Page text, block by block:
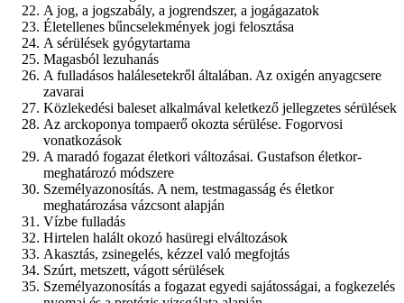
A jog, a jogszabály, a jogrendszer, a jogágazatok
Életellenes bűncselekmények jogi felosztása
A sérülések gyógytartama
Magasból lezuhanás
A fulladásos halálesetekről általában. Az oxigén anyagcsere
zavarai
Közlekedési baleset alkalmával keletkező jellegzetes sérülések
Az arckoponya tompaerő okozta sérülése. Fogorvosi
vonatkozások
A maradó fogazat életkori változásai. Gustafson életkor-
meghatározó módszere
Személyazonosítás. A nem, testmagasság és életkor
meghatározása vázcsont alapján
Vízbe fulladás
Hirtelen halált okozó hasüregi elváltozások
Akasztás, zsinegelés, kézzel való megfojtás
Szúrt, metszett, vágott sérülések
Személyazonosítás a fogazat egyedi sajátosságai, a fogkezelés